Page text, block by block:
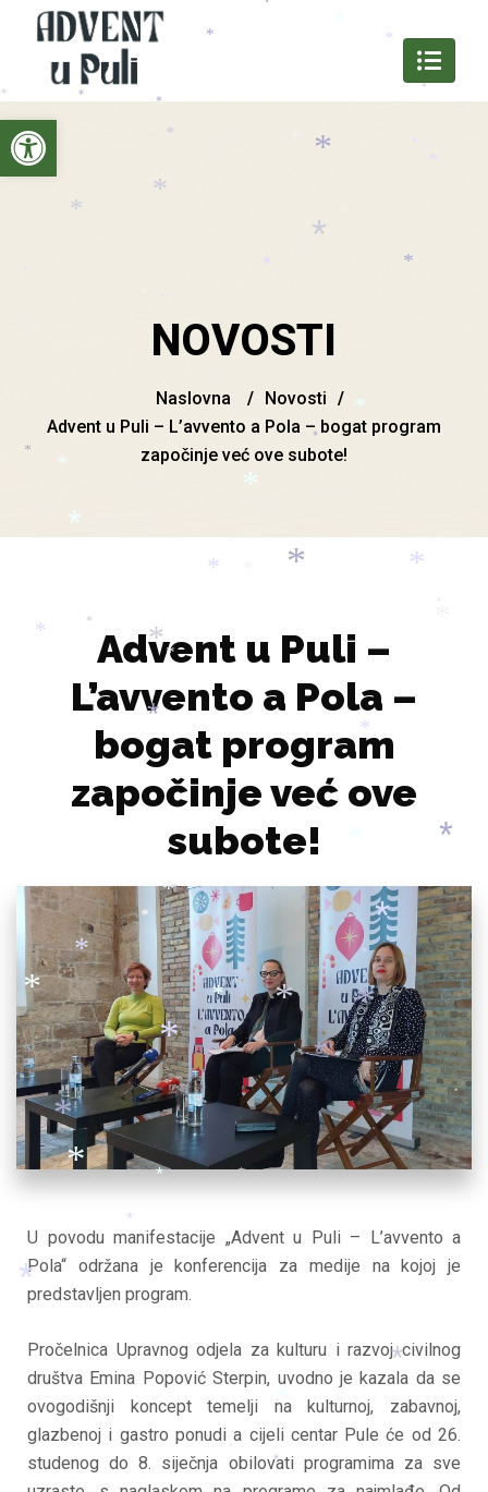
Open toolbar
NOVOSTI
Naslovna / Novosti /
Advent u Puli – L’avvento a Pola – bogat program
započinje već ove subote!
Advent u Puli –
L’avvento a Pola –
bogat program
započinje već ove
subote!
U povodu manifestacije „Advent u Puli – L’avvento a
Pola“ održana je konferencija za medije na kojoj je
predstavljen program.
Pročelnica Upravnog odjela za kulturu i razvoj civilnog
društva Emina Popović Sterpin, uvodno je kazala da se
ovogodišnji koncept temelji na kulturnoj, zabavnoj,
glazbenoj i gastro ponudi a cijeli centar Pule će od 26.
studenog do 8. siječnja obilovati programima za sve
*
*
*
*
*
*
*
*
*
*
*
*
*
*
*
*
*
*
*
*
*
*
*
*
*
*
*
*